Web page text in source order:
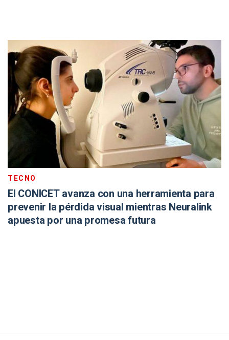
TECNO
El CONICET avanza con una herramienta para
prevenir la pérdida visual mientras Neuralink
apuesta por una promesa futura